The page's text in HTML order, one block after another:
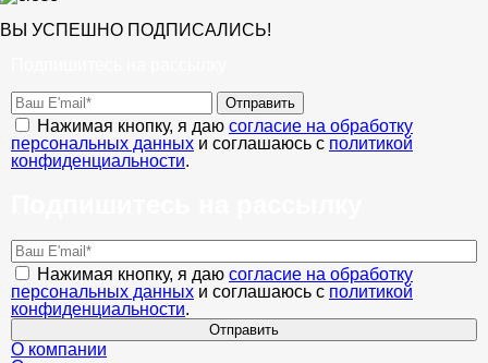
ВЫ УСПЕШНО ПОДПИСАЛИСЬ!
Отправить
Нажимая кнопку, я даю согласие на обработку
персональных данных и соглашаюсь с политикой
конфиденциальности.
Нажимая кнопку, я даю согласие на обработку
персональных данных и соглашаюсь с политикой
конфиденциальности.
Отправить
О компании